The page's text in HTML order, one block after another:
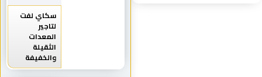
سكاي لفت
لتاجير
المعدات
الثقيلة
والخفيفة